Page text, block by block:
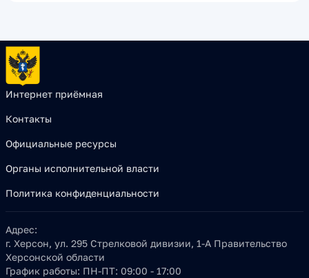
Интернет приёмная
Контакты
Официальные ресурсы
Органы исполнительной власти
Политика конфиденциальности
Адрес:
г. Херсон, ул. 295 Стрелковой дивизии, 1-А Правительство
Херсонской области
График работы: ПН-ПТ: 09:00 - 17:00